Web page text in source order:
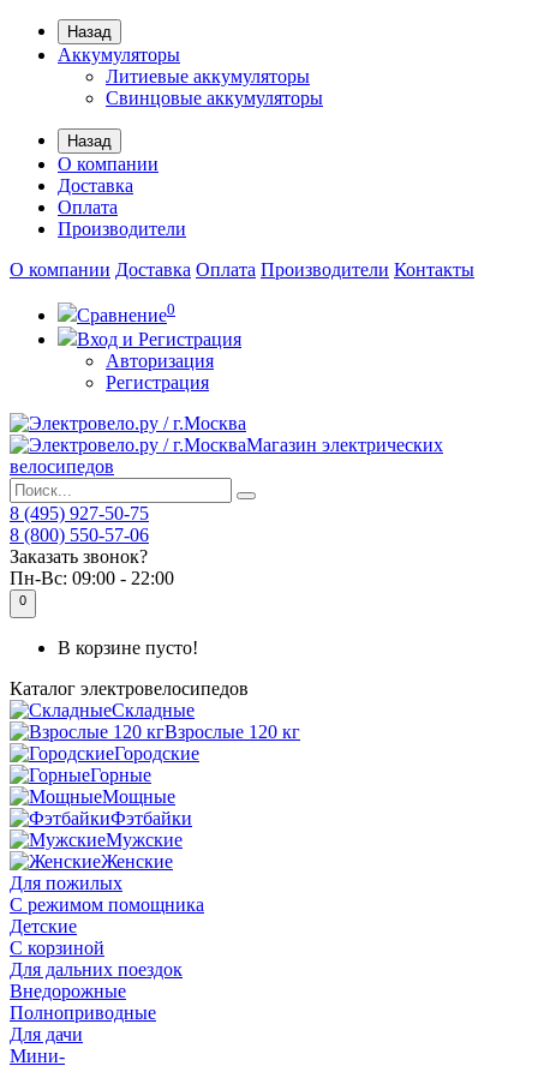
Назад
Аккумуляторы
Литиевые аккумуляторы
Свинцовые аккумуляторы
Назад
О компании
Доставка
Оплата
Производители
О компании Доставка Оплата Производители Контакты
Сравнение0
Вход и Регистрация
Авторизация
Регистрация
Магазин электрических
велосипедов
8 (495) 927-50-75
8 (800) 550-57-06
Заказать звонок?
Пн-Вс: 09:00 - 22:00
0
В корзине пусто!
Каталог электровелосипедов
Складные
Взрослые 120 кг
Городские
Горные
Мощные
Фэтбайки
Мужские
Женские
Для пожилых
С режимом помощника
Детские
С корзиной
Для дальних поездок
Внедорожные
Полноприводные
Для дачи
Мини-